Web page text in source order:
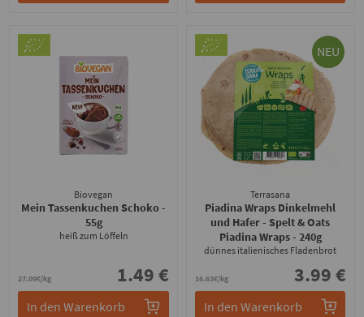
Biovegan
Mein Tassenkuchen Schoko-
55g
heiß zum Löffeln
27.09€/kg 1.49 €
In den Warenkorb
NEU
Terrasana
Piadina Wraps Dinkelmehl
und Hafer - Spelt & Oats
Piadina Wraps- 240g
dünnes italienisches Fladenbrot
16.63€/kg 3.99 €
In den Warenkorb